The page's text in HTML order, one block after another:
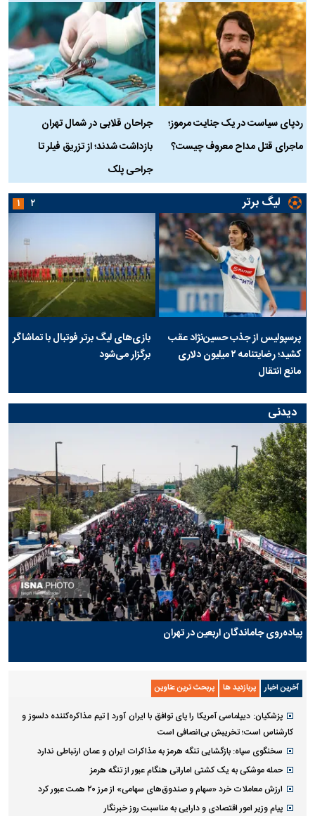
ردپای سیاست در یک جنایت مرموز؛
ماجرای قتل مداح معروف چیست؟
جراحان قلابی در شمال تهران
بازداشت شدند؛ از تزریق فیلر تا
جراحی پلک
لیگ برتر
پرسپولیس از جذب حسین‌نژاد عقب
کشید؛ رضایتنامه ۲ میلیون دلاری
مانع انتقال
بازی‌های لیگ برتر فوتبال با تماشاگر
برگزار می‌شود
۱ ۲
دیدنی
پیاده‌روی جاماندگان اربعین در تهران
آخرین اخبار پربازدید ها پربحث ترین عناوین
پزشکیان: دیپلماسی آمریکا را پای توافق با ایران آورد | تیم مذاکره‌کننده دلسوز و
کارشناس است؛ تخریبش بی‌انصافی است
سخنگوی سپاه: بازگشایی تنگه هرمز به مذاکرات ایران و عمان ارتباطی ندارد
حمله موشکی به یک کشتی اماراتی هنگام عبور از تنگه هرمز
ارزش معاملات خرد «سهام و صندوق‌های سهامی» از مرز ۲۰ همت عبور کرد
پیام وزیر امور اقتصادی و دارایی به مناسبت روز خبرنگار